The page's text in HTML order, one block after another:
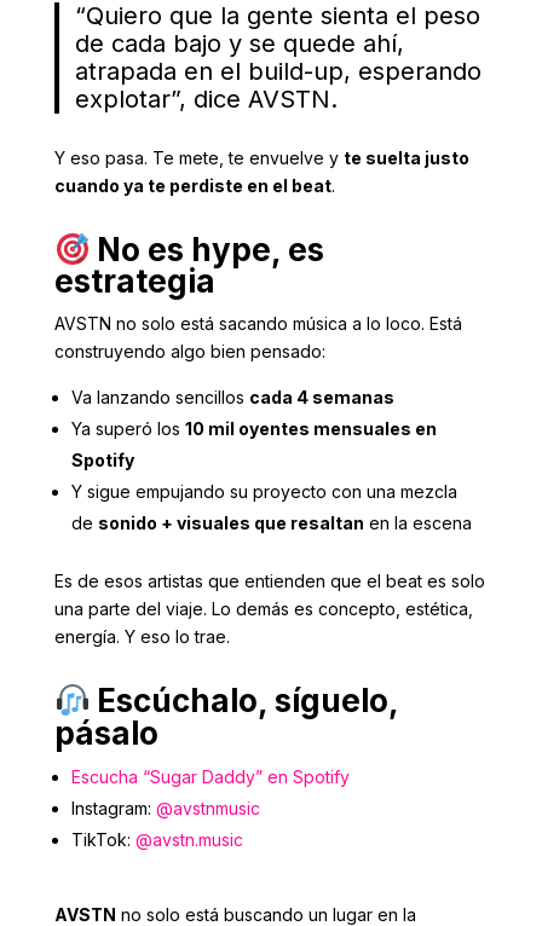
“Quiero que la gente sienta el peso
de cada bajo y se quede ahí,
atrapada en el build-up, esperando
explotar”, dice AVSTN.
Y eso pasa. Te mete, te envuelve y te suelta justo
cuando ya te perdiste en el beat.
No es hype, es
estrategia
AVSTN no solo está sacando música a lo loco. Está
construyendo algo bien pensado:
Va lanzando sencillos cada 4 semanas
Ya superó los 10 mil oyentes mensuales en
Spotify
Y sigue empujando su proyecto con una mezcla
de sonido + visuales que resaltan en la escena
Es de esos artistas que entienden que el beat es solo
una parte del viaje. Lo demás es concepto, estética,
energía. Y eso lo trae.
Escúchalo, síguelo,
pásalo
Escucha “Sugar Daddy” en Spotify
Instagram: @avstnmusic
TikTok: @avstn.music
AVSTN no solo está buscando un lugar en la